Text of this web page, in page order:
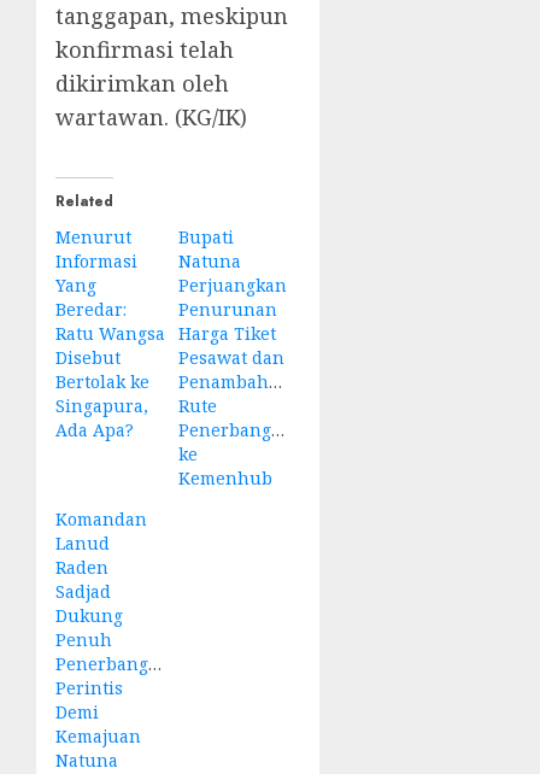
tanggapan, meskipun
konfirmasi telah
dikirimkan oleh
wartawan. (KG/IK)
Related
Menurut
Informasi
Yang
Beredar:
Ratu Wangsa
Disebut
Bertolak ke
Singapura,
Ada Apa?
Bupati
Natuna
Perjuangkan
Penurunan
Harga Tiket
Pesawat dan
Penambahan
Rute
Penerbangan
ke
Kemenhub
Komandan
Lanud
Raden
Sadjad
Dukung
Penuh
Penerbangan
Perintis
Demi
Kemajuan
Natuna